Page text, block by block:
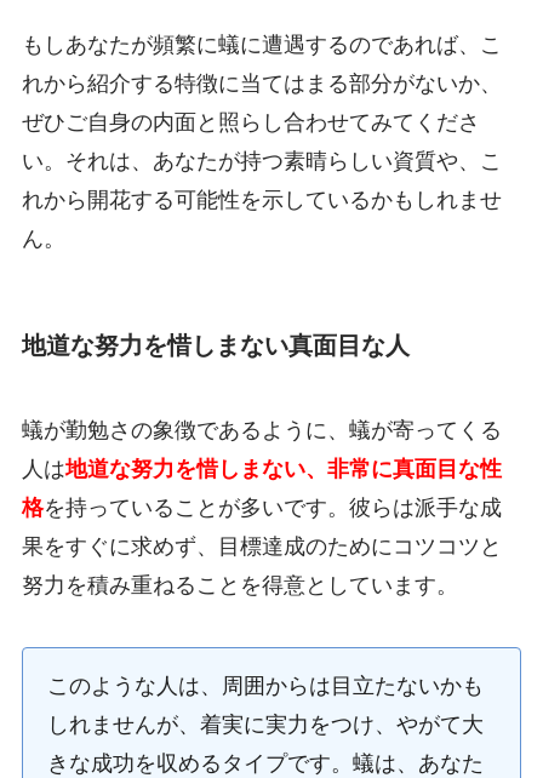
もしあなたが頻繁に蟻に遭遇するのであれば、こ
れから紹介する特徴に当てはまる部分がないか、
ぜひご自身の内面と照らし合わせてみてくださ
い。それは、あなたが持つ素晴らしい資質や、こ
れから開花する可能性を示しているかもしれませ
ん。
地道な努力を惜しまない真面目な人
蟻が勤勉さの象徴であるように、蟻が寄ってくる
人は地道な努力を惜しまない、非常に真面目な性
格を持っていることが多いです。彼らは派手な成
果をすぐに求めず、目標達成のためにコツコツと
努力を積み重ねることを得意としています。
このような人は、周囲からは目立たないかも
しれませんが、着実に実力をつけ、やがて大
きな成功を収めるタイプです。蟻は、あなた